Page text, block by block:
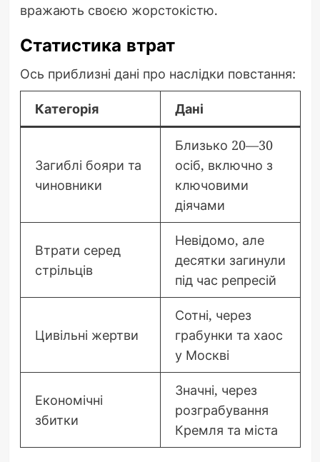
вражають своєю жорстокістю.
Статистика втрат
Ось приблизні дані про наслідки повстання:
Категорія Дані
Загиблі бояри та
чиновники
Близько 20—30
осіб, включно з
ключовими
діячами
Втрати серед
стрільців
Невідомо, але
десятки загинули
під час репресій
Цивільні жертви
Сотні, через
грабунки та хаос
у Москві
Економічні
збитки
Значні, через
розграбування
Кремля та міста